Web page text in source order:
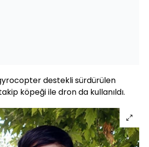
destekli sürdürülen
köpeği ile dron da kullanıldı.